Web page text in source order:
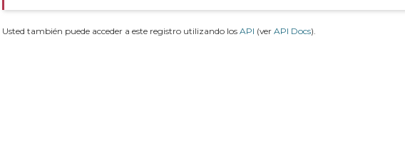
Usted también puede acceder a este registro utilizando los API (ver API Docs).